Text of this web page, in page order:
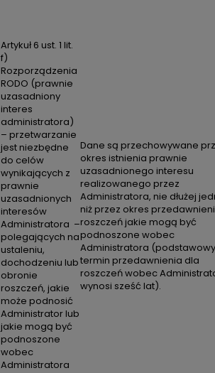
Artykuł 6 ust. 1 lit.
f)
Rozporządzenia
RODO (prawnie
uzasadniony
interes
administratora)
– przetwarzanie
jest niezbędne
do celów
wynikających z
prawnie
uzasadnionych
interesów
Administratora –
polegających na
ustaleniu,
dochodzeniu lub
obronie
roszczeń, jakie
może podnosić
Administrator lub
jakie mogą być
podnoszone
wobec
Administratora
Dane są przechowywane
okres istnienia prawnie
uzasadnionego interesu
realizowanego przez
Administratora, nie dłużej
niż przez okres
roszczeń jakie mogą być
podnoszone wobec
Administratora (podstawowy
termin przedawnienia dla
roszczeń wobec
wynosi sześć lat).